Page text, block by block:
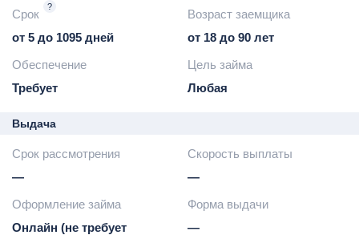
Срок
?
от 5 до 1095 дней
Возраст заемщика
от 18 до 90 лет
Обеспечение
Требует
Цель займа
Любая
Выдача
Срок рассмотрения
—
Скорость выплаты
—
Оформление займа
Онлайн (не требует
Форма выдачи
—